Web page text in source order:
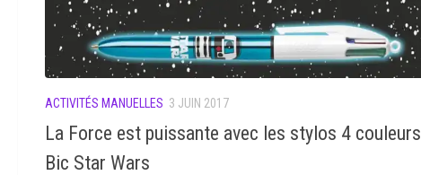
ACTIVITÉS MANUELLES 3 JUIN 2017
La Force est puissante avec les stylos 4 couleurs
Bic Star Wars